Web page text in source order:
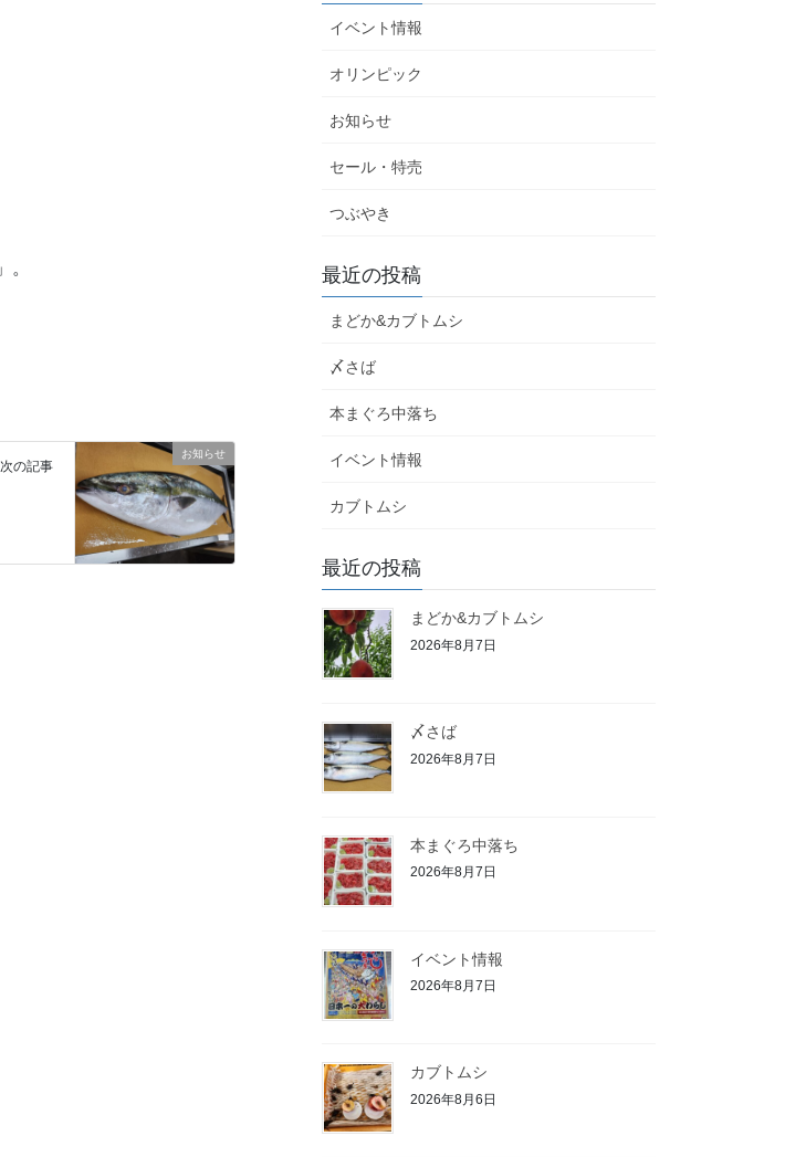
。
お知らせ
次の記事
イベント情報
オリンピック
お知らせ
セール・特売
つぶやき
最近の投稿
まどか&カブトムシ
〆さば
本まぐろ中落ち
イベント情報
カブトムシ
最近の投稿
まどか&カブトムシ
2026年8月7日
〆さば
2026年8月7日
本まぐろ中落ち
2026年8月7日
イベント情報
2026年8月7日
カブトムシ
2026年8月6日